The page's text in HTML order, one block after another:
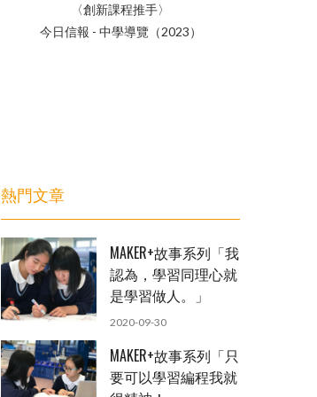
〈創新課程推手〉
今日信報 - 中學導覽（2023）
熱門文章
MAKER+故事系列「我
認為，學習同理心就
是學習做人。」
2020-09-30
MAKER+故事系列「只
要可以學習編程我就